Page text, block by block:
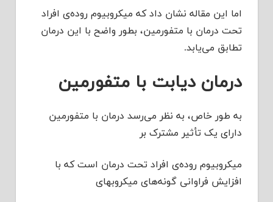
اما این مقاله نشان داد که میکروبیوم روده‌ی افراد
تحت درمان با متفورمین، بطور واضح با این درمان
تطابق می‌یابد.
درمان دیابت با متفورمین
به طور خاص، به نظر می‌رسد درمان با متفورمین
دارای یک تأثیر مشترک بر
میکروبیوم روده‌ی افراد تحت درمان است که با
افزایش فراوانی گونه‌های میکروبهای